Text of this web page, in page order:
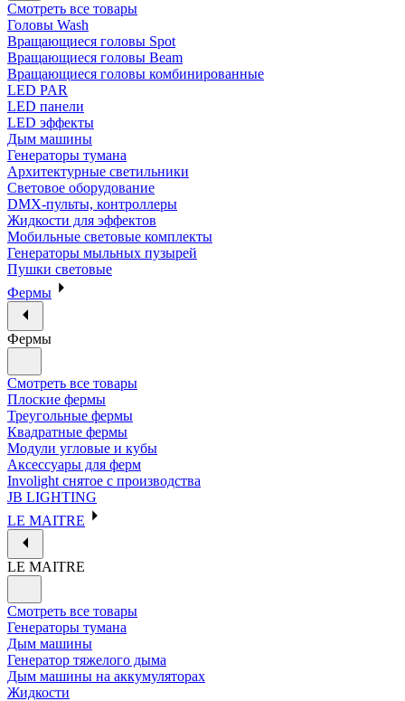
Смотреть все товары
Головы Wash
Вращающиеся головы Spot
Вращающиеся головы Beam
Вращающиеся головы комбинированные
LED PAR
LED панели
LED эффекты
Дым машины
Генераторы тумана
Архитектурные светильники
Световое оборудование
DMX-пульты, контроллеры
Жидкости для эффектов
Мобильные световые комплекты
Генераторы мыльных пузырей
Пушки световые
Фермы
Фермы
Смотреть все товары
Плоские фермы
Треугольные фермы
Квадратные фермы
Модули угловые и кубы
Аксессуары для ферм
Involight снятое с производства
JB LIGHTING
LE MAITRE
LE MAITRE
Смотреть все товары
Генераторы тумана
Дым машины
Генератор тяжелого дыма
Дым машины на аккумуляторах
Жидкости